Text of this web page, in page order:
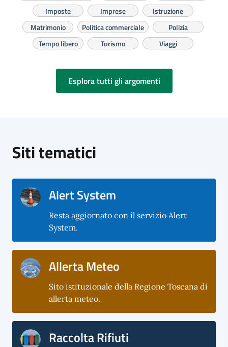
Imposte
Imprese
Istruzione
Matrimonio
Politica commerciale
Polizia
Tempo libero
Turismo Viaggi
Esplora tutti gli argomenti
Siti tematici
Alert System
Resta aggiornato con il servizio Alert
System.
Allerta Meteo
Sito istituzionale della Regione Toscana di
allerta meteo.
Raccolta Rifiuti